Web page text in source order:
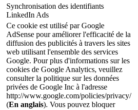
Synchronisation des identifiants
LinkedIn Ads
Ce cookie est utilisé par Google
AdSense pour améliorer l'efficacité de la
diffusion des publicités à travers les sites
web utilisant l'ensemble des services
Google. Pour plus d'informations sur les
cookies de Google Analytics, veuillez
consulter la politique sur les données
privées de Google Inc à l'adresse
http://www.google.com/policies/privacy/
(En anglais). Vous pouvez bloquer